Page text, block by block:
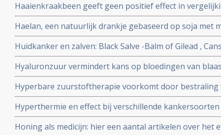
Haaienkraakbeen geeft geen positief effect in
kankerpatiënten aldus kleine maar wel
met darmkanker en borstkanker.
Haelan, een natuurlijk drankje gebaseerd op soja met
Huidkanker en zalven: Black Salve -Balm of Gilead ,
zalven op natuurlijke basis. Hier een aantal studies en
voor huidkanker en huidaandoeningen
Hyaluronzuur vermindert kans op bloedingen van
bestraling net zo goed als hyperbare zuurstof maar is
dienen.
Hyperbare zuurstoftherapie voorkomt door bestraling
blaasontstekingen bij patienten die op het
Hyperthermie en effect bij verschillende
chemo kuren als bij bestraling. Vele studies bewijzen
bij elkaar gezet in aparte artikelen reeks.
Honing als medicijn: hier een aantal artikelen over het